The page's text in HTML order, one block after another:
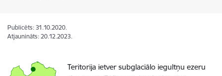
Publicēts: 31.10.2020.
Atjaunināts: 20.12.2023.
Teritorija ietver subglaciālo iegultņu ezeru